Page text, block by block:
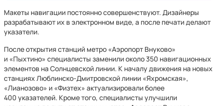
Макеты навигации постоянно совершенствуют. Дизайнеры
разрабатывают их в электронном виде, а после печати делают
указатели.
После открытия станций метро «Аэропорт Внуково»
и «Пыхтино» специалисты заменили около 350 навигационных
элементов на Солнцевской линии. К началу движения на новых
станциях Люблинско-Дмитровской линии «Яхромская»,
«Лианозово» и «Физтех» актуализировали более
400 указателей. Кроме того, специалисты улучшили